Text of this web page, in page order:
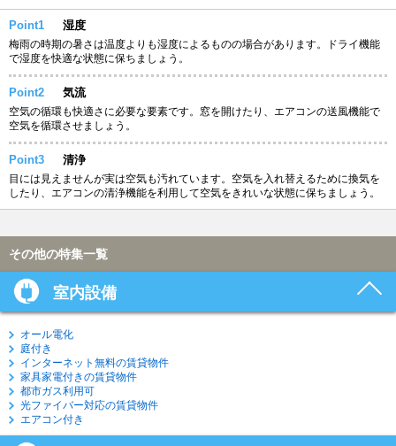
Point1 湿度
梅雨の時期の暑さは温度よりも湿度によるものの場合があります。ドライ機能
で湿度を快適な状態に保ちましょう。
Point2 気流
空気の循環も快適さに必要な要素です。窓を開けたり、エアコンの送風機能で
空気を循環させましょう。
Point3 清浄
目には見えませんが実は空気も汚れています。空気を入れ替えるために換気を
したり、エアコンの清浄機能を利用して空気をきれいな状態に保ちましょう。
その他の特集一覧
室内設備
オール電化
庭付き
インターネット無料の賃貸物件
家具家電付きの賃貸物件
都市ガス利用可
光ファイバー対応の賃貸物件
エアコン付き